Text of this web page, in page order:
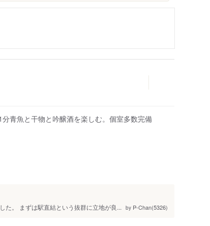
青魚と干物と吟醸酒を楽しむ。個室多数完備
た。 まずは駅直結という抜群に立地が良... by P-Chan(5326)